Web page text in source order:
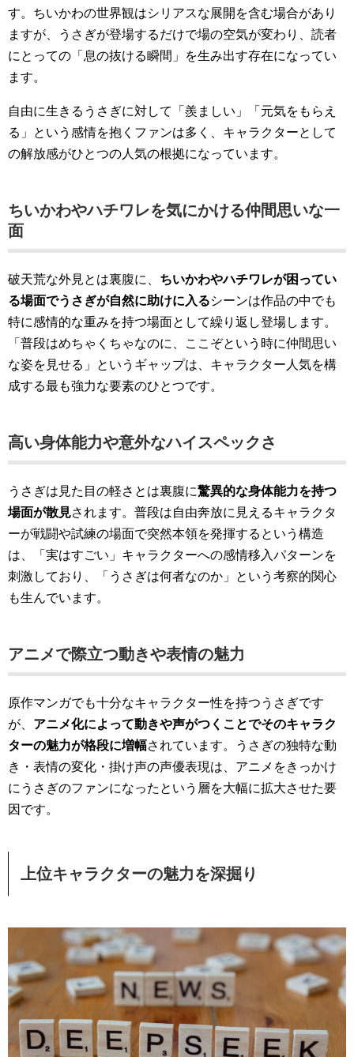
す。ちいかわの世界観はシリアスな展開を含む場合があり
ますが、うさぎが登場するだけで場の空気が変わり、読者
にとっての「息の抜ける瞬間」を生み出す存在になってい
ます。
自由に生きるうさぎに対して「羨ましい」「元気をもらえ
る」という感情を抱くファンは多く、キャラクターとして
の解放感がひとつの人気の根拠になっています。
ちいかわやハチワレを気にかける仲間思いな一
面
破天荒な外見とは裏腹に、 ちいかわやハチワレが困ってい
る場面でうさぎが自然に助けに入るシーンは作品の中でも
特に感情的な重みを持つ場面として繰り返し登場します。
「普段はめちゃくちゃなのに、ここぞという時に仲間思い
な姿を見せる」というギャップは、キャラクター人気を構
成する最も強力な要素のひとつです。
高い身体能力や意外なハイスペックさ
うさぎは見た目の軽さとは裏腹に驚異的な身体能力を持つ
場面が散見されます。普段は自由奔放に見えるキャラクタ
ーが戦闘や試練の場面で突然本領を発揮するという構造
は、「実はすごい」キャラクターへの感情移入パターンを
刺激しており、「うさぎは何者なのか」という考察的関心
も生んでいます。
アニメで際立つ動きや表情の魅力
原作マンガでも十分なキャラクター性を持つうさぎです
が、 アニメ化によって動きや声がつくことでそのキャラク
ターの魅力が格段に増幅されています。うさぎの独特な動
き・表情の変化・掛け声の声優表現は、アニメをきっかけ
にうさぎのファンになったという層を大幅に拡大させた要
因です。
上位キャラクターの魅力を深掘り